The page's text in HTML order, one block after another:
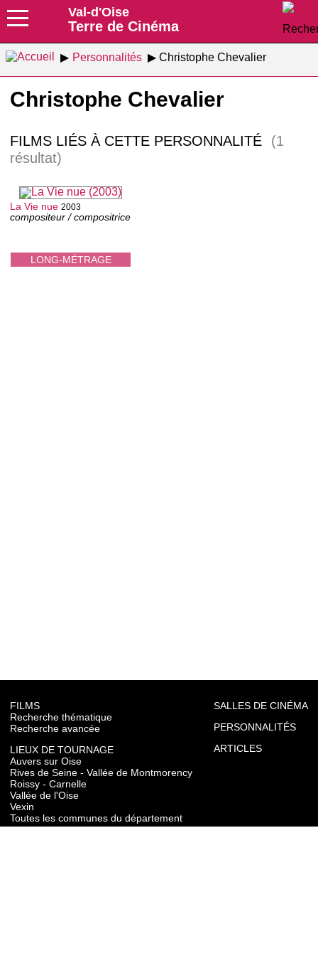
Val-d'Oise
Terre de Cinéma
Personnalités Christophe Chevalier
Christophe Chevalier
FILMS LIÉS À CETTE PERSONNALITÉ
(1
résultat)
LONG-MÉTRAGE
La Vie nue 2003
compositeur / compositrice
FILMS
Recherche thématique
Recherche avancée
LIEUX DE TOURNAGE
Auvers sur Oise
Rives de Seine - Vallée de Montmorency
Roissy - Carnelle
Vallée de l'Oise
Vexin
Toutes les communes du département
SALLES DE CINÉMA
PERSONNALITÉS
ARTICLES